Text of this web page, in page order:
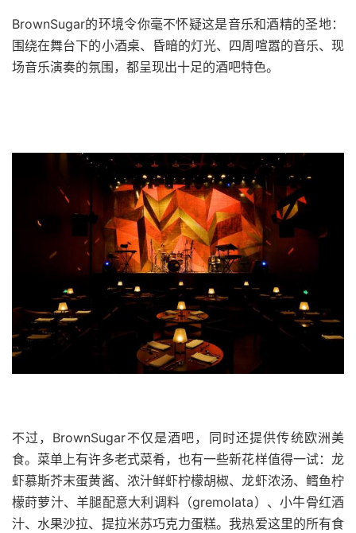
BrownSugar的环境令你毫不怀疑这是音乐和酒精的圣地：
围绕在舞台下的小酒桌、昏暗的灯光、四周喧嚣的音乐、现
场音乐演奏的氛围，都呈现出十足的酒吧特色。
不过，BrownSugar不仅是酒吧，同时还提供传统欧洲美
食。菜单上有许多老式菜肴，也有一些新花样值得一试：龙
虾慕斯芥末蛋黄酱、浓汁鲜虾柠檬胡椒、龙虾浓汤、鳕鱼柠
檬莳萝汁、羊腿配意大利调料（gremolata）、小牛骨红酒
汁、水果沙拉、提拉米苏巧克力蛋糕。我热爱这里的所有食